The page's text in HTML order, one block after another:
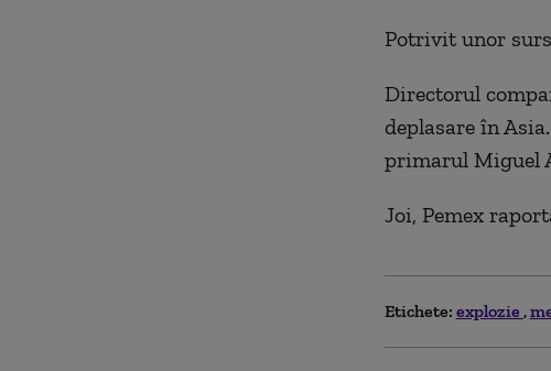
Potrivit unor
Directorul
deplasare în
primarul Miguel
Joi, Pemex
Etichete: explozie